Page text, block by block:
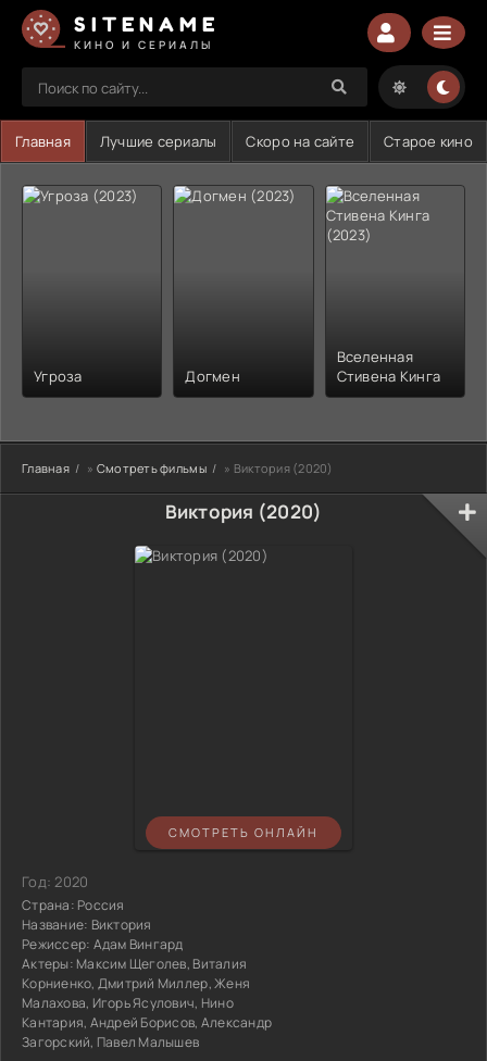
SITENAME
КИНО И СЕРИАЛЫ
Главная Лучшие сериалы Скоро на сайте Старое кино
Угроза Догмен
Вселенная
Стивена Кинга
Главная » Смотреть фильмы » Виктория (2020)
Виктория (2020)
СМОТРЕТЬ ОНЛАЙН
Год:2020
Страна: Россия
Название: Виктория
Режиссер: Адам Вингард
Актеры: Максим Щеголев, Виталия
Корниенко, Дмитрий Миллер, Женя
Малахова, Игорь Ясулович, Нино
Кантария, Андрей Борисов, Александр
Загорский, Павел Малышев